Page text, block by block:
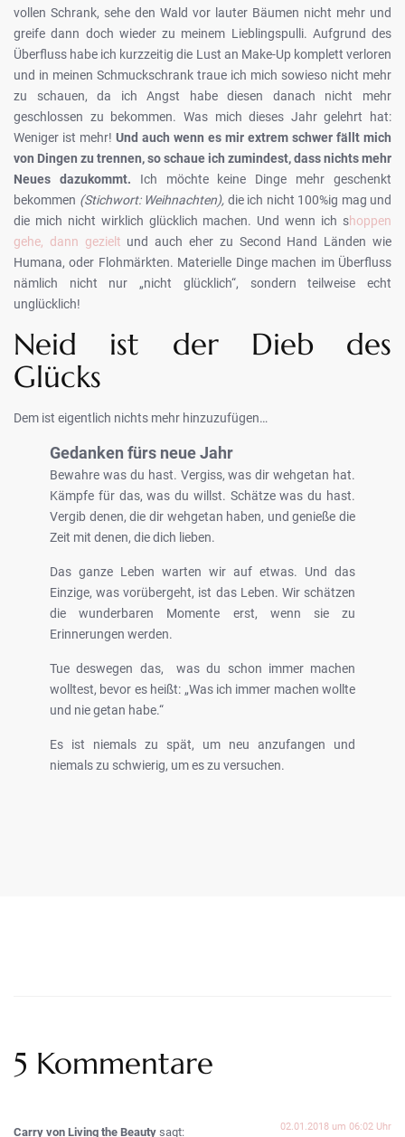
vollen Schrank, sehe den Wald vor lauter Bäumen nicht mehr und
greife dann doch wieder zu meinem Lieblingspulli. Aufgrund des
Überfluss habe ich kurzzeitig die Lust an Make-Up komplett verloren
und in meinen Schmuckschrank traue ich mich sowieso nicht mehr
zu schauen, da ich Angst habe diesen danach nicht mehr
geschlossen zu bekommen. Was mich dieses Jahr gelehrt hat:
Weniger ist mehr! Und auch wenn es mir extrem schwer fällt mich
von Dingen zu trennen, so schaue ich zumindest, dass nichts mehr
Neues dazukommt. Ich möchte keine Dinge mehr geschenkt
bekommen (Stichwort: Weihnachten), die ich nicht 100%ig mag und
die mich nicht wirklich glücklich machen. Und wenn ich shoppen
gehe, dann gezielt und auch eher zu Second Hand Länden wie
Humana, oder Flohmärkten. Materielle Dinge machen im Überfluss
nämlich nicht nur „nicht glücklich“, sondern teilweise echt
unglücklich!
Neid ist der Dieb des
Glücks
Dem ist eigentlich nichts mehr hinzuzufügen…
Gedanken fürs neue Jahr
Bewahre was du hast. Vergiss, was dir wehgetan hat.
Kämpfe für das, was du willst. Schätze was du hast.
Vergib denen, die dir wehgetan haben, und genieße die
Zeit mit denen, die dich lieben.
Das ganze Leben warten wir auf etwas. Und das
Einzige, was vorübergeht, ist das Leben. Wir schätzen
die wunderbaren Momente erst, wenn sie zu
Erinnerungen werden.
Tue deswegen das, was du schon immer machen
wolltest, bevor es heißt: „Was ich immer machen wollte
und nie getan habe.“
Es ist niemals zu spät, um neu anzufangen und
niemals zu schwierig, um es zu versuchen.
5 Kommentare
Carry von Living the Beauty sagt: 02.01.2018 um 06:02 Uhr